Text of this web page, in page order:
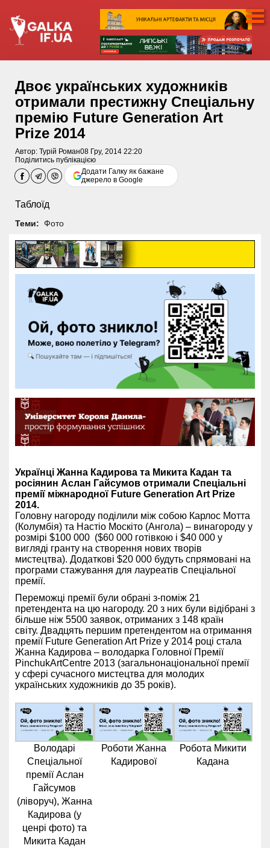
Двоє українських художників
отримали престижну Cпеціальну
премію Future Generation Art
Prize 2014
Автор: Турій Роман08 Гру, 2014 22:20
Поділитись публікацією
Додати Галку як бажане
джерело в Google
Таблоїд
Теми: Фото
Українці Жанна Кадирова та Микита Кадан та
росіянин Аслан Гайсумов отримали Cпеціальні
премії міжнародної Future Generation Art Prize
2014.
Головну нагороду поділили між собою Карлос Мотта
(Колумбія) та Настіо Москіто (Ангола) – винагороду у
розмірі $100 000 ($60 000 готівкою і $40 000 у
вигляді гранту на створення нових творів
мистецтва). Додаткові $20 000 будуть спрямовані на
програми стажування для лауреатів Спеціальної
премії.
Переможці премії були обрані з-поміж 21
претендента на цю нагороду. 20 з них були відібрані з
більше ніж 5500 заявок, отриманих з 148 країн
світу. Двадцять першим претендентом на отримання
премії Future Generation Art Prize у 2014 році стала
Жанна Кадирова – володарка Головної Премії
PinchukArtCentre 2013 (загальнонаціональної премії
у сфері сучасного мистецтва для молодих
українських художників до 35 років).
Володарі
Спеціальної
премії Аслан
Гайсумов
(ліворуч), Жанна
Кадирова (у
ценрі фото) та
Микита Кадан
Роботи Жанна
Кадирової
Робота Микити
Кадана